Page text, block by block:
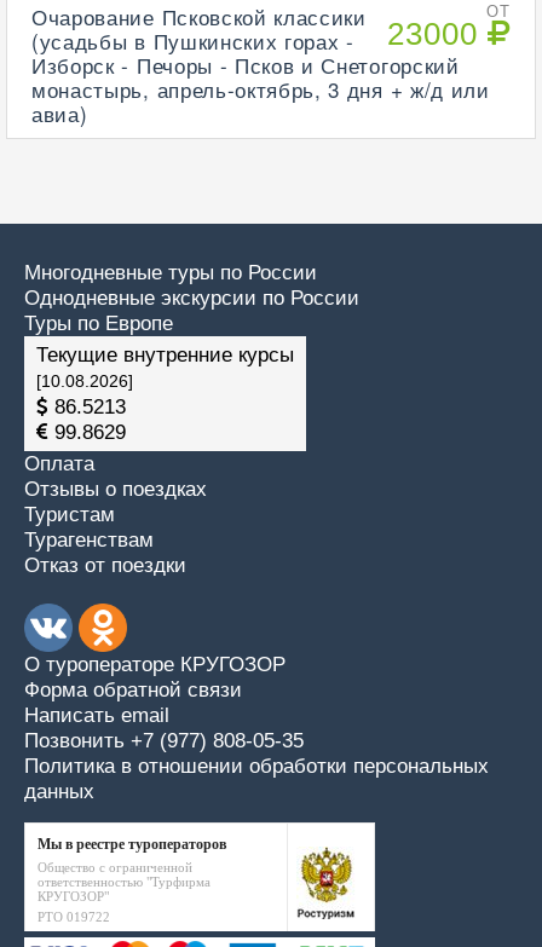
ОТ
23000
Очарование Псковской классики
(усадьбы в Пушкинских горах -
Изборск - Печоры - Псков и Снетогорский
монастырь, апрель-октябрь, 3 дня + ж/д или
авиа)
Многодневные туры по России
Однодневные экскурсии по России
Туры по Европе
Текущие внутренние курсы
[10.08.2026]
86.5213
99.8629
Оплата
Отзывы о поездках
Туристам
Турагенствам
Отказ от поездки
О туроператоре КРУГОЗОР
Форма обратной связи
Написать email
Позвонить +7 (977) 808-05-35
Политика в отношении обработки персональных
данных
Мы в реестре туроператоров
Общество с ограниченной
ответственностью "Турфирма
КРУГОЗОР"
РТО 019722